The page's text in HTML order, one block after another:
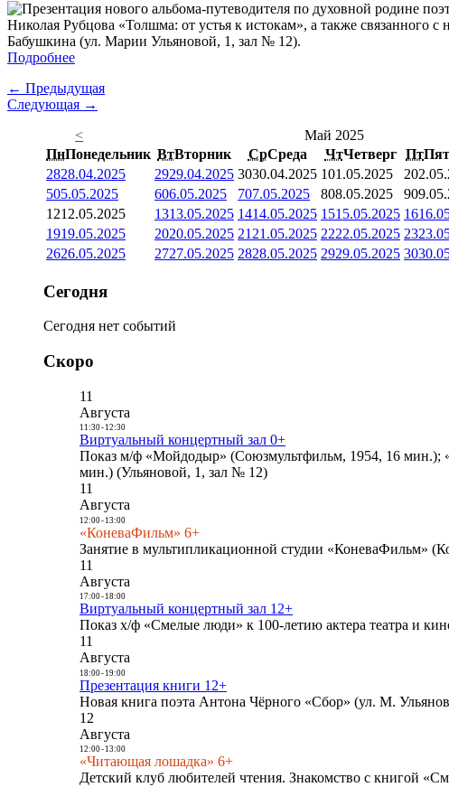
Николая Рубцова «Толшма: от устья к истокам», а также связанного
Бабушкина (ул. Марии Ульяновой, 1, зал № 12).
Подробнее
← Предыдущая
Следующая →
<
Май 2025
ПнПонедельник ВтВторник СрСреда ЧтЧетверг Пт
2828.04.2025 2929.04.2025 3030.04.2025 101.05.2025 2
505.05.2025 606.05.2025 707.05.2025 808.05.2025 9
1212.05.2025 1313.05.2025 1414.05.2025 1515.05.2025 16
1919.05.2025 2020.05.2025 21 21.05.2025 2222.05.2025 23
2626.05.2025 2727.05.2025 2828.05.2025 2929.05.2025 30
Сегодня
Сегодня нет событий
Скоро
11
Августа
11:30- 12:30
Виртуальный концертный зал 0+
Показ м/ф «Мойдодыр» (Союзмультфильм, 1954, 16 мин.);
мин.) (Ульяновой, 1, зал № 12)
11
Августа
12:00- 13:00
«КоневаФильм» 6+
Занятие в мультипликационной студии «КоневаФильм»
11
Августа
17:00- 18:00
Виртуальный концертный зал 12+
Показ х/ф «Смелые люди» к 100-летию актера театра и
11
Августа
18:00- 19:00
Презентация книги 12+
Новая книга поэта Антона Чёрного «Сбор» (ул. М.
12
Августа
12:00- 13:00
«Читающая лошадка» 6+
Детский клуб любителей чтения. Знакомство с книгой